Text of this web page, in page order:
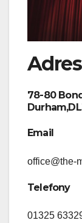
78-80
Email
office@the-
Telefony
01325